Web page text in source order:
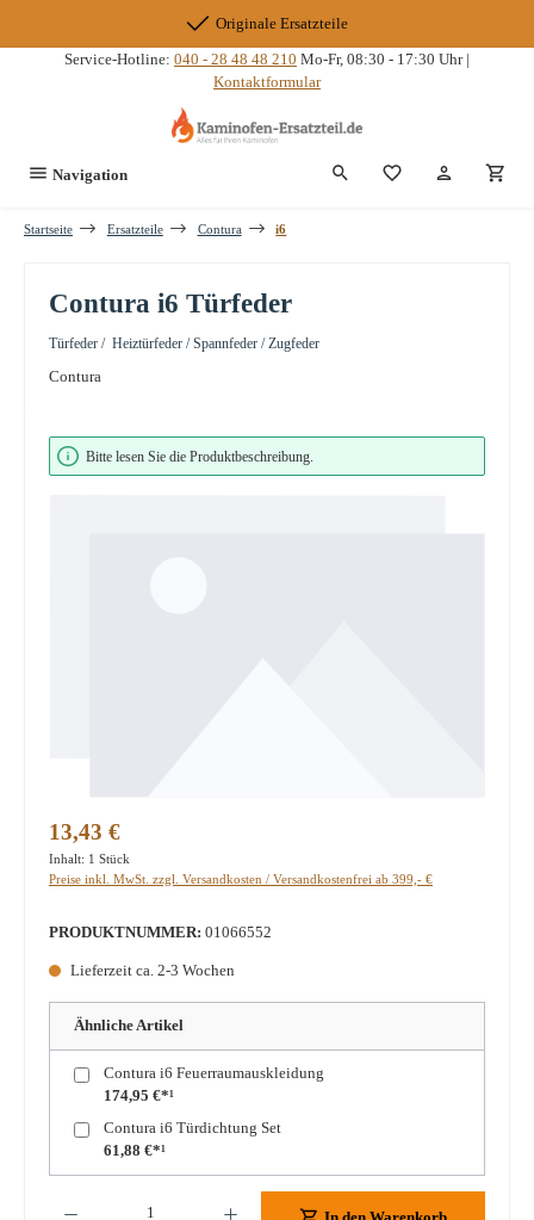
Originale Ersatzteile
Service-Hotline: 040 - 28 48 48 210 Mo-Fr, 08:30 - 17:30 Uhr |
Kontaktformular
Navigation Du hast 0
Startseite Ersatzteile Contura i6
Contura i6 Türfeder
Türfeder / Heiztürfeder / Spannfeder / Zugfeder
Contura
Bildergalerie überspringen
Bitte lesen Sie die Produktbeschreibung.
Regulärer Preis:
13,43 €
Inhalt: 1 Stück
Preise inkl. MwSt. zzgl. Versandkosten / Versandkostenfrei ab 399,- €
PRODUKTNUMMER: 01066552
Lieferzeit ca. 2-3 Wochen
Ähnliche Artikel
Contura i6 Feuerraumauskleidung
174,95 €*¹
Contura i6 Türdichtung Set
61,88 €*¹